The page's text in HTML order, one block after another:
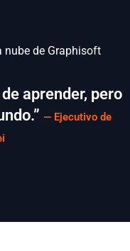
nube de Graphisoft
aprender, pero
— Ejecutivo de